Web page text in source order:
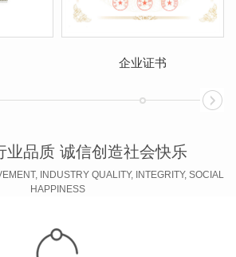
企业证书
业品质 诚信创造社会快乐
INDUSTRY QUALITY, INTEGRITY, SOCIAL
HAPPINESS